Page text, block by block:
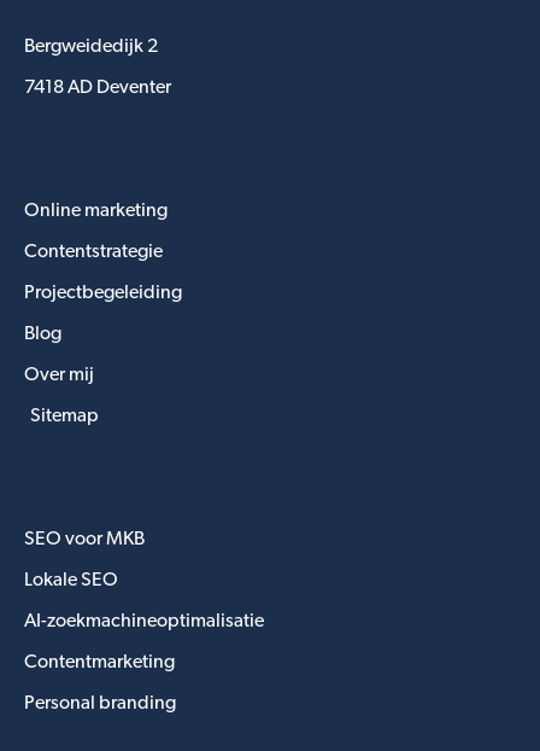
Bergweidedijk 2
7418 AD Deventer
Online marketing
Contentstrategie
Projectbegeleiding
Blog
Over mij
Sitemap
SEO voor MKB
Lokale SEO
AI-zoekmachineoptimalisatie
Contentmarketing
Personal branding